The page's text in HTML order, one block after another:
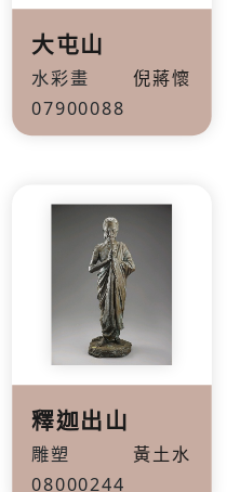
大屯山
水彩畫 倪蔣懷
07900088
釋迦出山
雕塑 黃土水
08000244